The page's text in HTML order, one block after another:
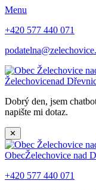
Menu
+420 577 440 071
Želechovicenad
Dobrý den, jsem
napište mi dotaz.
✕
ObecŽelechovice nad
+420 577 440 071